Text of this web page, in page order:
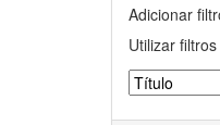
Adicionar
Utilizar